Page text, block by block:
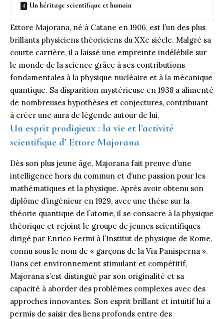
Un héritage scientifique et humain
Ettore Majorana, né à Catane en 1906, est l’un des plus
brillants physiciens théoriciens du XXe siècle. Malgré sa
courte carrière, il a laissé une empreinte indélébile sur
le monde de la science grâce à ses contributions
fondamentales à la physique nucléaire et à la mécanique
quantique. Sa disparition mystérieuse en 1938 a alimenté
de nombreuses hypothèses et conjectures, contribuant
à créer une aura de légende autour de lui.
Un esprit prodigieux : la vie et l’activité
scientifique d’ Ettore Majorana
Dès son plus jeune âge, Majorana fait preuve d’une
intelligence hors du commun et d’une passion pour les
mathématiques et la physique. Après avoir obtenu son
diplôme d’ingénieur en 1929, avec une thèse sur la
théorie quantique de l’atome, il se consacre à la physique
théorique et rejoint le groupe de jeunes scientifiques
dirigé par Enrico Fermi à l’Institut de physique de Rome,
connu sous le nom de « garçons de la Via Panisperna ».
Dans cet environnement stimulant et compétitif,
Majorana s’est distingué par son originalité et sa
capacité à aborder des problèmes complexes avec des
approches innovantes. Son esprit brillant et intuitif lui a
permis de saisir des liens profonds entre des